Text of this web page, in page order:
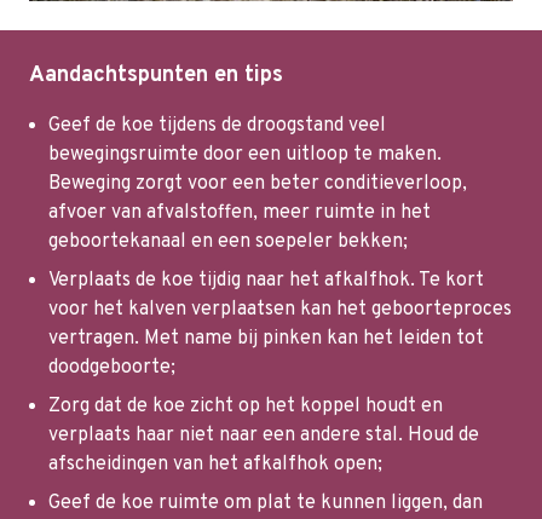
Aandachtspunten en tips
Geef de koe tijdens de droogstand veel
bewegingsruimte door een uitloop te maken.
Beweging zorgt voor een beter conditieverloop,
afvoer van afvalstoffen, meer ruimte in het
geboortekanaal en een soepeler bekken;
Verplaats de koe tijdig naar het afkalfhok. Te kort
voor het kalven verplaatsen kan het geboorteproces
vertragen. Met name bij pinken kan het leiden tot
doodgeboorte;
Zorg dat de koe zicht op het koppel houdt en
verplaats haar niet naar een andere stal. Houd de
afscheidingen van het afkalfhok open;
Geef de koe ruimte om plat te kunnen liggen, dan